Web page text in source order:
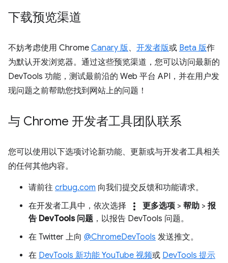
下载预览渠道
不妨考虑使用 Chrome Canary 版、 开发者版或 Beta 版作
为默认开发浏览器。通过这些预览渠道，您可以访问最新的
DevTools 功能，测试最前沿的 Web 平台 API，并在用户发
现问题之前帮助您找到网站上的问题！
与 Chrome 开发者工具团队联系
您可以使用以下选项讨论新功能、更新或与开发者工具相关
的任何其他内容。
请前往 crbug.com 向我们提交反馈和功能请求。
在开发者工具中，依次选择
more_vert 更多选项 > 帮助 > 报
告 DevTools 问题 ，以报告 DevTools 问题。
在 Twitter 上向 @ChromeDevTools 发送推文。
在 DevTools 新功能 YouTube 视频或 DevTools 提示